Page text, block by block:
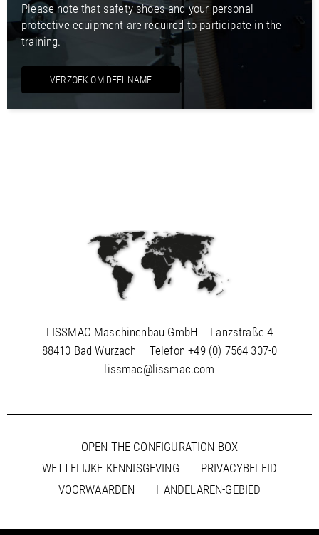
Please note that safety shoes and your personal
protective equipment are required to participate in the
training.
VERZOEK OM DEELNAME
LISSMAC Maschinenbau GmbH
Lanzstraße 4
88410 Bad Wurzach
Telefon+49 (0) 7564 307-0
lissmac@lissmac.com
OPEN THE CONFIGURATION BOX
WETTELIJKE KENNISGEVING
PRIVACYBELEID
VOORWAARDEN
HANDELAREN-GEBIED